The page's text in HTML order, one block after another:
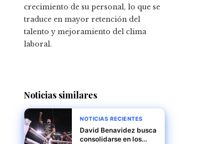
crecimiento de su personal, lo que se
traduce en mayor retención del
talento y mejoramiento del clima
laboral.
Noticias similares
NOTICIAS RECIENTES
David Benavidez busca
consolidarse en los